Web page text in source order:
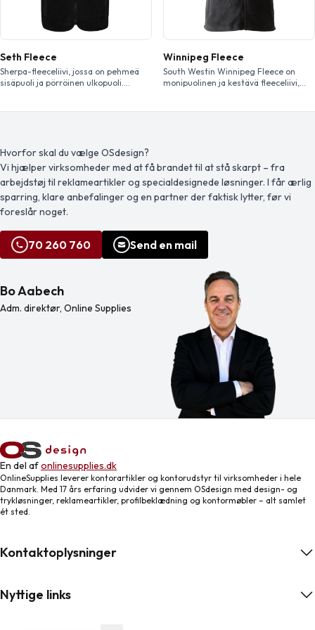
Seth Fleece
Sherpa-fleeceliivi, jossa on pehmeä
sisäpuoli ja pörröinen ulkopuoli.
Fleece on monipuolinen sherpa-
fleeceliivi, joka sopii erinomaisesti
lämmittäväksi välikerrokseksi tai
erillisenä käytettävänä vaatteeksi.
Kierrätyspolyesteristä valmistetussa
liiviss ä, jossa on mustat kudotut osat
kierrätysnylonista, yhdistyvät
kestävyys ja […]
Winnipeg Fleece
South Westin Winnipeg Fleece on
monipuolinen ja kestävä fleeceliivi,
säädettävä kiristy snauha helmassa
optimaalista istuvuutta varten ja kaksi
kätevää vetoketjullista etutaskua
turvallist a säilytystä varten.
Hvorfor skal du vælge OSdesign?
Vi hjælper virksomheder med at få brandet til at stå skarpt – fra
arbejdstøj til reklameartikler og specialdesignede løsninger. I får ærlig
sparring, klare anbefalinger og en partner der faktisk lytter, før vi
foreslår noget.
70 260 760 Send en mail
Bo Aabech
Adm. direktør, Online Supplies
En del afonlinesupplies.dk
OnlineSupplies leverer kontorartikler og kontorudstyr til virksomheder i hele
Danmark. Med 17 års erfaring udvider vi gennem OSdesign med design- og
trykløsninger, reklameartikler, profilbeklædning og kontormøbler – alt samlet
ét sted.
Kontaktoplysninger
Nyttige links